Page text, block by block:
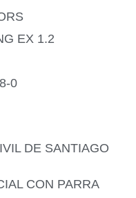
EX 1.2
0
DE SANTIAGO
CON PARRA